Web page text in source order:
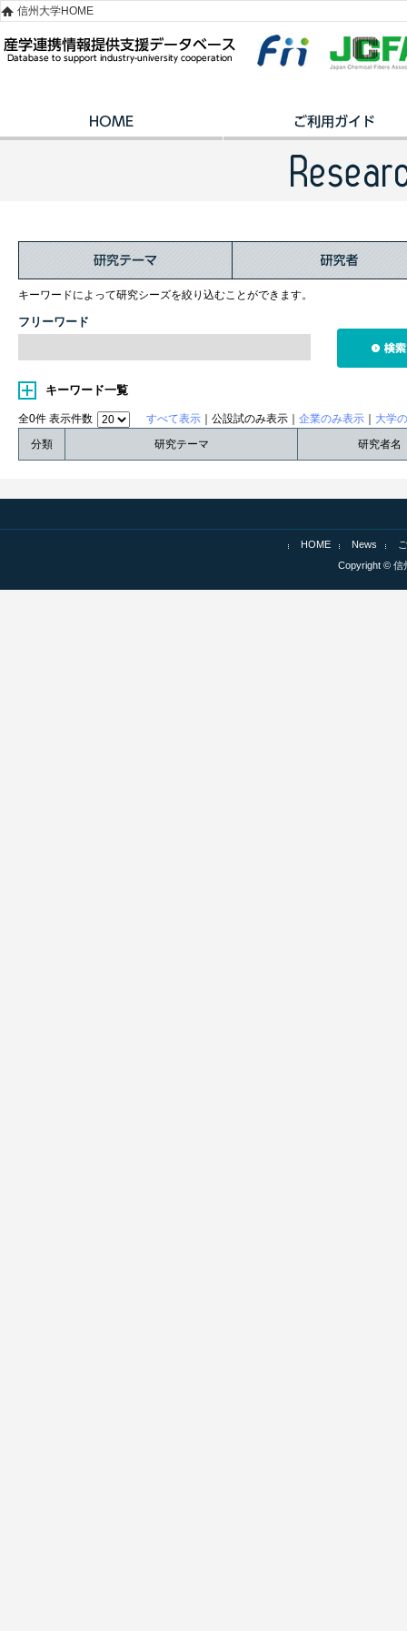
信州大学HOME
キーワードによって研究シーズを絞り込むことができます。
フリーワード
キーワード一覧
全0件 表示件数 すべて表示 ｜公設試のみ表示｜ 企業のみ表示
大学
分類
研究テーマ 研究者名
HOME News
Copyright © 信